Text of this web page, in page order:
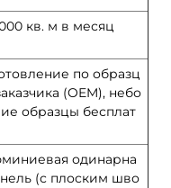
кв. м в месяц
по образц
(OEM), небо
образцы бесплат
одинарна
(с плоским шво